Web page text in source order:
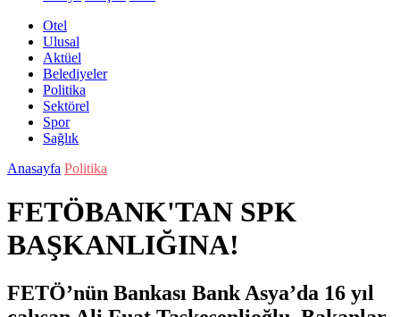
Otel
Ulusal
Aktüel
Belediyeler
Politika
Sektörel
Spor
Sağlık
Anasayfa Politika
FETÖBANK'TAN SPK
BAŞKANLIĞINA!
FETÖ’nün Bankası Bank Asya’da 16 yıl